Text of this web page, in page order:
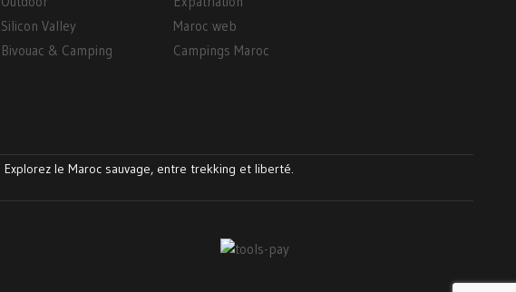
Silicon Valley
Bivouac & Camping
Maroc web
Campings Maroc
Explorez le Maroc sauvage, entre trekking et liberté.